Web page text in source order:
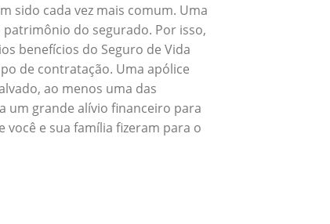
sido cada vez mais comum. Uma
do segurado. Por isso,
benefícios do Seguro de Vida
de contratação. Uma apólice
ao menos uma das
um grande alívio financeiro para
e sua família fizeram para o